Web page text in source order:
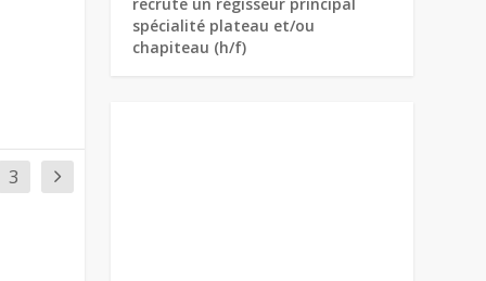
3
spécialité plateau et/ou
chapiteau (h/f)